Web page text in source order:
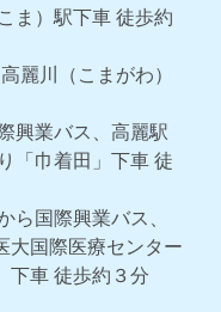
ま）駅下車 徒歩約
麗川（こまがわ）
興業バス、高麗駅
「巾着田」下車 徒
ら国際興業バス、
大国際医療センター
下車 徒歩約３分